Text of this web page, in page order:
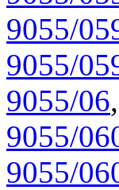
9055/
9055/
9055/06,
9055/
9055/